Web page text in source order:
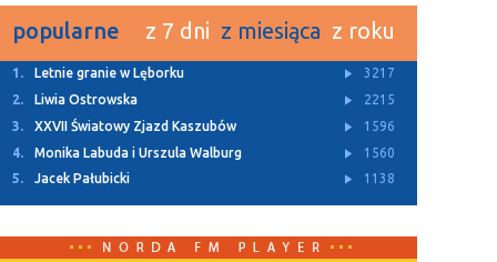
popularne z 7 dni z miesiąca z roku
1. Letnie granie w Lęborku
3217
2.
Liwia Ostrowska
2215
3.
XXVII Światowy Zjazd Kaszubów
1596
4.
Monika Labuda i Urszula Walburg
1560
5.
Jacek Pałubicki 1138